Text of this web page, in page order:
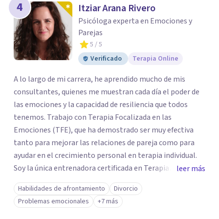
4 Itziar Arana Rivero
Psicóloga experta en Emociones y
Parejas
5 / 5
Verificado
Terapia Online
A lo largo de mi carrera, he aprendido mucho de mis
consultantes, quienes me muestran cada día el poder de
las emociones y la capacidad de resiliencia que todos
tenemos. Trabajo con Terapia Focalizada en las
Emociones (TFE), que ha demostrado ser muy efectiva
tanto para mejorar las relaciones de pareja como para
ayudar en el crecimiento personal en terapia individual.
Soy la única entrenadora certificada en Terapia
Focalizada en las Emociones (TFE) en España, además de
supervisora y terapeuta certificada. La TFE ha
demostrado una mejora significativa en las relaciones,
leer más
Habilidades de afrontamiento
Divorcio
Problemas emocionales
+7 más